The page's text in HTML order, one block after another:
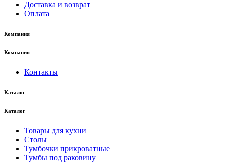
Доставка и возврат
Оплата
Компания
Компания
Контакты
Каталог
Каталог
Товары для кухни
Столы
Тумбочки прикроватные
Тумбы под раковину